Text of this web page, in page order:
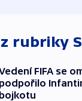
rubriky
FIFA se
podpořilo
bojkotu